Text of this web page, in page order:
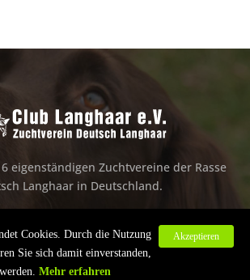
eigenständigen Zuchtvereine der Rasse
Langhaar in Deutschland.
Club Langhaar e.V.
Akzeptieren
Cookies. Durch die Nutzung
Sie sich damit einverstanden,
Mehr erfahren